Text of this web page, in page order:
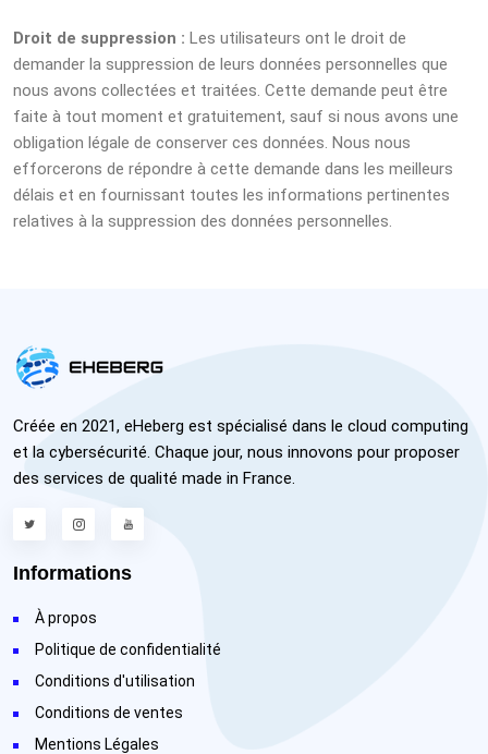
Droit de suppression : Les utilisateurs ont le droit de
demander la suppression de leurs données personnelles que
nous avons collectées et traitées. Cette demande peut être
faite à tout moment et gratuitement, sauf si nous avons une
obligation légale de conserver ces données. Nous nous
efforcerons de répondre à cette demande dans les meilleurs
délais et en fournissant toutes les informations pertinentes
relatives à la suppression des données personnelles.
Créée en 2021, eHeberg est spécialisé dans le cloud computing
et la cybersécurité. Chaque jour, nous innovons pour proposer
des services de qualité made in France.
Informations
À propos
Politique de confidentialité
Conditions d'utilisation
Conditions de ventes
Mentions Légales